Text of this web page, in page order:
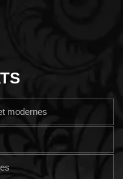
modernes